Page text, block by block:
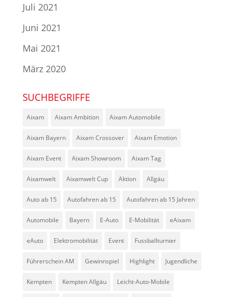
Juli 2021
Juni 2021
Mai 2021
März 2020
SUCHBEGRIFFE
Aixam Aixam Ambition Aixam Automobile
Aixam Bayern Aixam Crossover Aixam Emotion
Aixam Event Aixam Showroom Aixam Tag
Aixamwelt Aixamwelt Cup Aktion Allgäu
Auto ab 15 Autofahren ab 15 Autofahren ab 15 Jahren
Automobile Bayern E-Auto E-Mobilität eAixam
eAuto Elektromobilität Event Fussballturnier
Führerschein AM Gewinnspiel Highlight Jugendliche
Kempten Kempten Allgäu Leicht-Auto-Mobile